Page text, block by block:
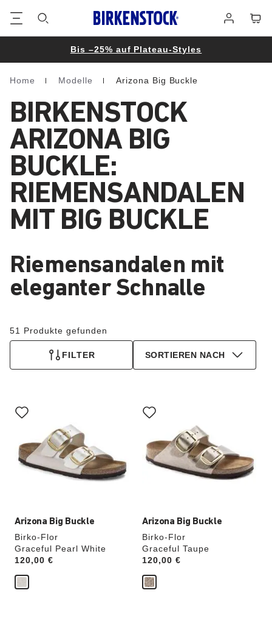
Bis –25% auf Plateau-Styles
Homepage
Home Modelle Arizona Big Buckle
BIRKENSTOCK
ARIZONA BIG
BUCKLE:
RIEMENSANDALEN
MIT BIG BUCKLE
Riemensandalen mit
eleganter Schnalle
51 Produkte gefunden
FILTER SORTIEREN NACH
Arizona Big Buckle
Birko-Flor
Graceful Pearl White
Price:
120,00 €
Anklicken
der
werden
die
Produktbilder
aktualisiert.
Arizona Big Buckle
Birko-Flor
Graceful Taupe
Price:
120,00 €
Anklicken
der
werden
die
Produktbilder
aktualisiert.